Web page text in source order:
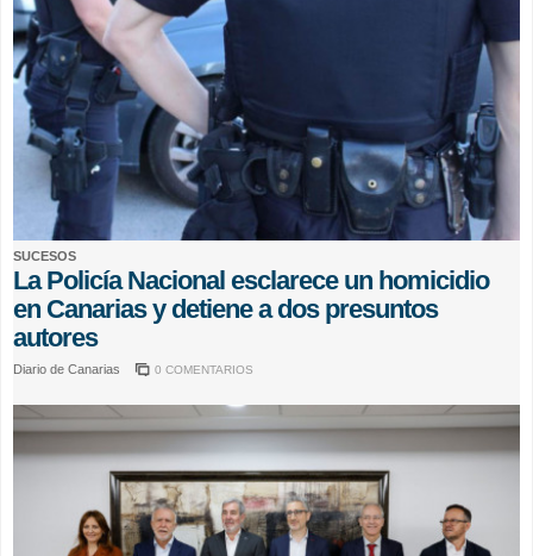
SUCESOS
La Policía Nacional esclarece un homicidio
en Canarias y detiene a dos presuntos
autores
Diario de Canarias 0 COMENTARIOS